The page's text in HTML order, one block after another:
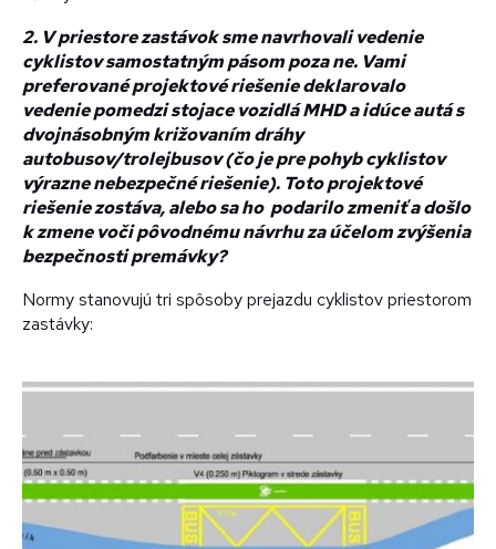
2. V priestore zastávok sme navrhovali vedenie
cyklistov samostatným pásom poza ne. Vami
preferované projektové riešenie deklarovalo
vedenie pomedzi stojace vozidlá MHD a idúce autá s
dvojnásobným križovaním dráhy
autobusov/trolejbusov (čo je pre pohyb cyklistov
výrazne nebezpečné riešenie). Toto projektové
riešenie zostáva, alebo sa ho podarilo zmeniť a došlo
k zmene voči pôvodnému návrhu za účelom zvýšenia
bezpečnosti premávky?
Normy stanovujú tri spôsoby prejazdu cyklistov priestorom
zastávky: